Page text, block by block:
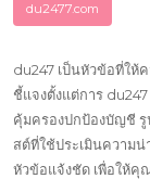
du2477.com
du247 เป็นหัวข้อที่ให้
ชี้แจงตั้งแต่การ
คุ้มครองปกป้องบัญชี รู
สต์ที่ใช้ประเมินความน่
หัวข้อแจ้งชัด เพื่อให้คุ